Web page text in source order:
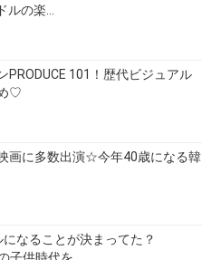
ルの楽…
PRODUCE 101！歴代ビジュアル
♡
画に多数出演☆今年40歳になる韓
なることが決まってた？
子供時代を…